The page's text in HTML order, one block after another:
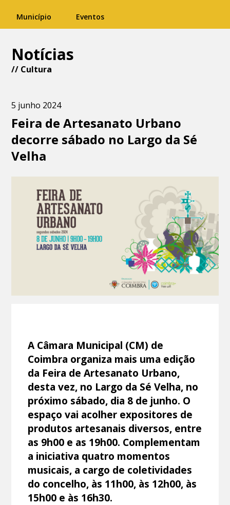
Município Eventos
Notícias
// Cultura
5 junho 2024
Feira de Artesanato Urbano
decorre sábado no Largo da Sé
Velha
A Câmara Municipal (CM) de
Coimbra organiza mais uma edição
da Feira de Artesanato Urbano,
desta vez, no Largo da Sé Velha, no
próximo sábado, dia 8 de junho. O
espaço vai acolher expositores de
produtos artesanais diversos, entre
as 9h00 e as 19h00. Complementam
a iniciativa quatro momentos
musicais, a cargo de coletividades
do concelho, às 11h00, às 12h00, às
15h00 e às 16h30.